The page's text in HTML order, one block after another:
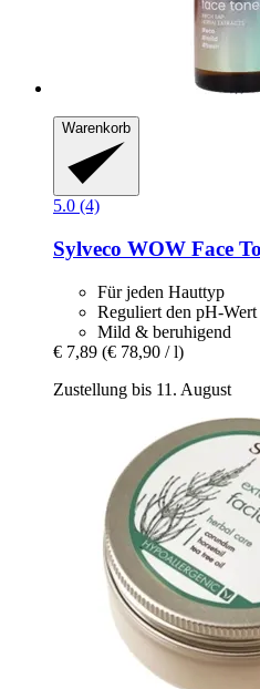
Warenkorb
5.0 (4)
Sylveco WOW Face
Für jeden Hauttyp
Reguliert den pH-Wert
Mild & beruhigend
€ 7,89 (€ 78,90 / l)
Zustellung bis 11. August